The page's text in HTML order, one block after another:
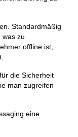
Standardmäßig
was zu
offline ist,
die Sicherheit
man zugreifen
eine